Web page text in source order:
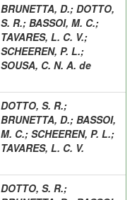
BRUNETTA, D.; DOTTO,
S. R.; BASSOI, M. C.;
TAVARES, L. C. V.;
SCHEEREN, P. L.;
SOUSA, C. N. A. de
DOTTO, S. R.;
BRUNETTA, D.; BASSOI,
M. C.; SCHEEREN, P. L.;
TAVARES, L. C. V.
DOTTO, S. R.;